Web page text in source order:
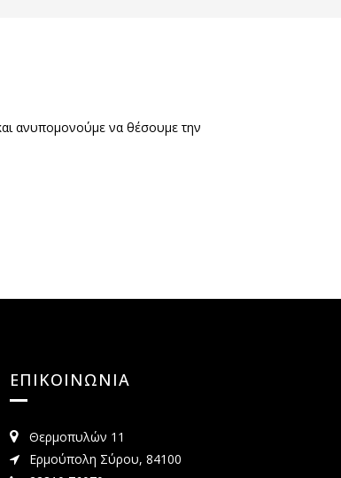
ανυπομονούμε να θέσουμε την
ΕΠΙΚΟΙΝΩΝΙΑ
Θερμοπυλών 11
Ερμούπολη Σύρου, 84100